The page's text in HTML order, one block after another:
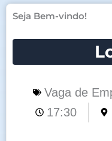
Seja Bem-vindo!
Vaga de
17:30